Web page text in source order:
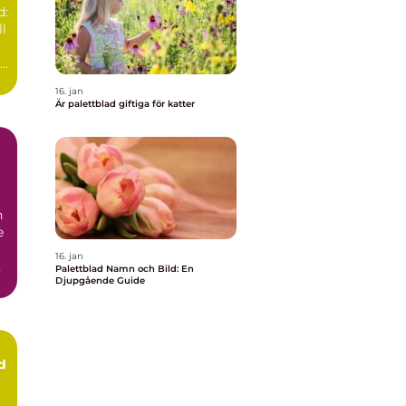
16. jan
Är palettblad giftiga för katter
16. jan
Palettblad Namn och Bild: En
Djupgående Guide